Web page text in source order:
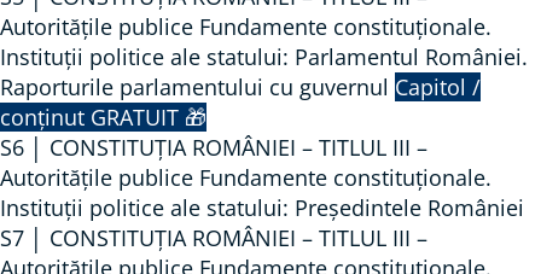
U
N
V
E
R
S
A
Autorităţile publice Fundamente constituționale.
Instituții politice ale statului: Parlamentul României.
Raporturile parlamentului cu guvernul Capitol /
conținut GRATUIT 🎁
S6 │ CONSTITUȚIA ROMÂNIEI – TITLUL III –
Autorităţile publice Fundamente constituționale.
Instituții politice ale statului: Președintele României
S7 │ CONSTITUȚIA ROMÂNIEI – TITLUL III –
Autorităţile publice Fundamente constituționale.